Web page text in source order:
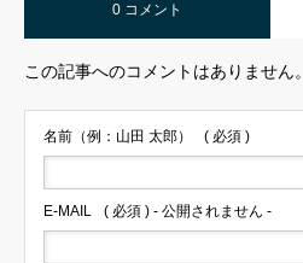
0 コメント
この記事へのコメントはありません。
名前（例：山田 太郎） ( 必須 )
E-MAIL ( 必須 ) - 公開されません -